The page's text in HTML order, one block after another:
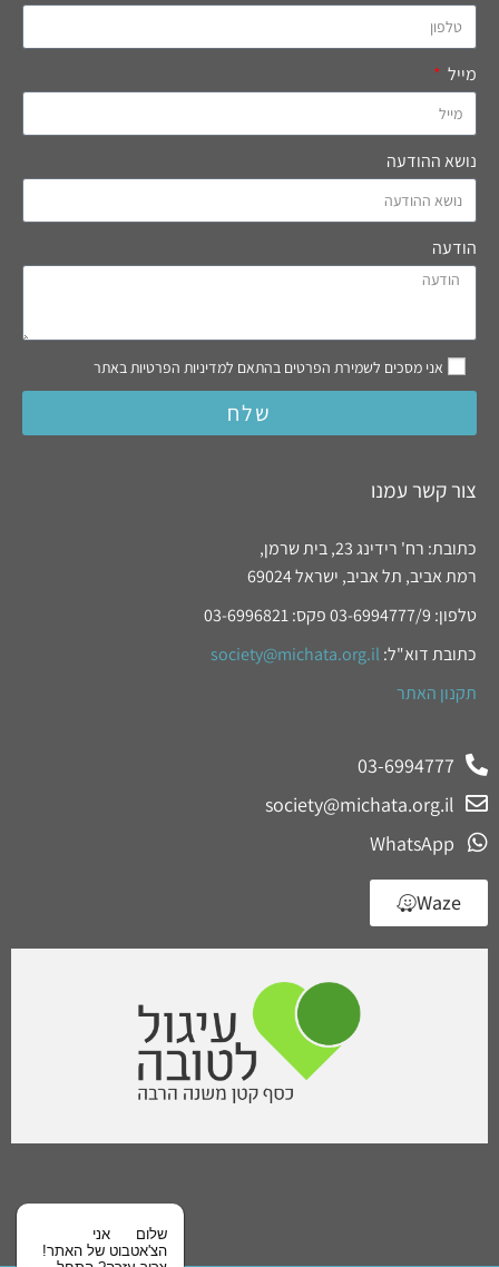
מייל
נושא ההודעה
הודעה
אני מסכים לשמירת הפרטים בהתאם למדיניות הפרטיות באתר
שלח
צור קשר עמנו
כתובת: רח' רידינג 23, בית שרמן,
רמת אביב, תל אביב, ישראל 69024
טלפון: 03-6994777/9 פקס: 03-6996821
כתובת דוא"ל: society@michata.org.il
תקנון האתר
03-6994777
society@michata.org.il
WhatsApp
Waze
שלום
אני
הצ'אטבוט של האתר!